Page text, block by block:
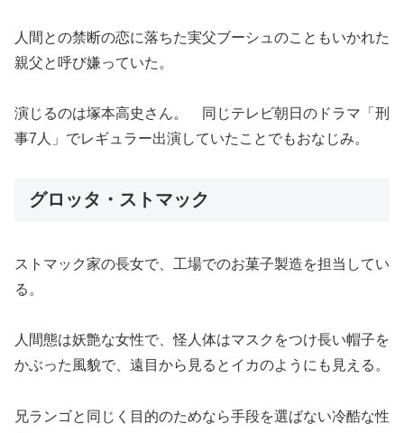
人間との禁断の恋に落ちた実父ブーシュのこともいかれた
親父と呼び嫌っていた。
演じるのは塚本高史さん。 同じテレビ朝日のドラマ「刑
事7人」でレギュラー出演していたことでもおなじみ。
グロッタ・ストマック
ストマック家の長女で、工場でのお菓子製造を担当してい
る。
人間態は妖艶な女性で、怪人体はマスクをつけ長い帽子を
かぶった風貌で、遠目から見るとイカのようにも見える。
兄ランゴと同じく目的のためなら手段を選ばない冷酷な性